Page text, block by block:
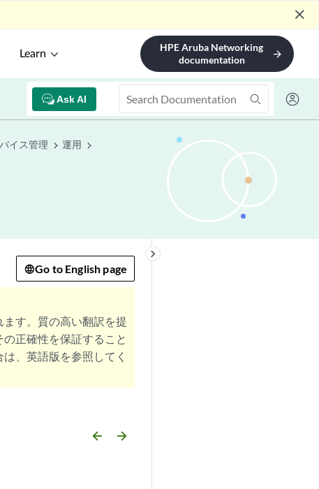
close
Learn
HPE Aruba Networking
documentation
arrow_forward
Ask AI
イス管理 運用
keyboard_arrow_right
Go to English page
す。質の高い翻訳を提
正確性を保証すること
、英語版を参照してく
arrow_backward arrow_forward